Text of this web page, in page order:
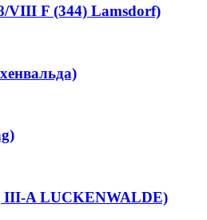
VIII F (344) Lamsdorf)
III-A LUCKENWALDE)